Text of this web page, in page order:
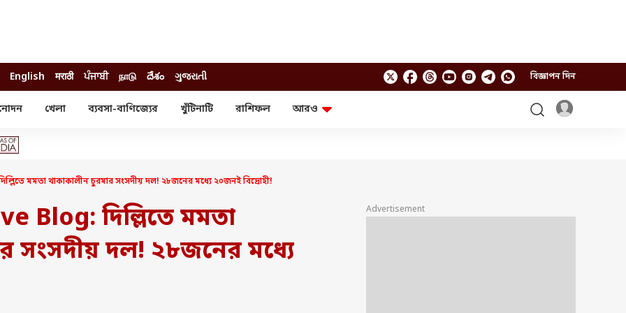
English मराठी ਪੰਜਾਬੀ நாடு దేశం ગુજરાતી বিজ্ঞাপন দিন
খেলা ব্যবসা-বাণিজ্যের খুঁটিনাটি রাশিফল
আরও
রিভিউ
আইপিএল
লটারি
পার্সোনাল ফিনান্স
এবিপি অন দ্য স্পট
আনন্দ সকাল
পরব
শিক্ষা
বিজ্ঞান
বাংলাদেশ
ফল
মমতা থাকাকালীন চুরমার সংসদীয় দল! ২৮জনের মধ্যে ২০জনই বিদ্রোহী!
Blog: দিল্লিতে মমতা
সংসদীয় দল! ২৮জনের মধ্যে
Advertisement